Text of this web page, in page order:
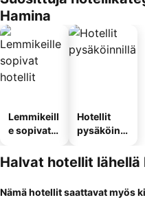
Hamina
Lemmikeill
e sopivat
Hotellit
pysäköinni
Halvat hotellit
Nämä hotellit saattavat myös